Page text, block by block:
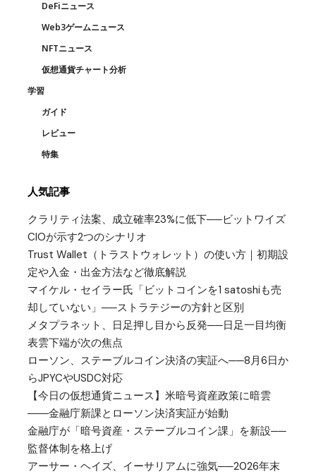
DeFiニュース
Web3ゲームニュース
NFTニュース
仮想通貨チャート分析
学習
ガイド
レビュー
特集
人気記事
クラリティ法案、成立確率23%に低下──ビットワイズ
CIOが示す2つのシナリオ
Trust Wallet（トラストウォレット）の使い方｜初期設
定や入金・出金方法など徹底解説
マイケル・セイラー氏「ビットコインを1 satoshiも売
却していない」──ストラテジーの方針と区別
メタプラネット、日足押し目から反発──日足一目均衡
表雲下端が次の焦点
ローソン、ステーブルコイン決済の実証へ──8月6日か
らJPYCやUSDC対応
【今日の仮想通貨ニュース】米暗号資産政策に暗雲
――金融庁新課とローソン決済実証が始動
金融庁が「暗号資産・ステーブルコイン課」を新設──
監督体制を格上げ
アーサー・ヘイズ、イーサリアムに強気──2026年末